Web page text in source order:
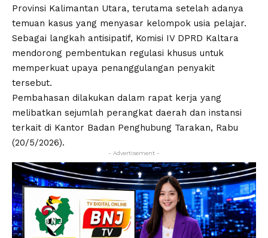
Provinsi Kalimantan Utara, terutama setelah adanya
temuan kasus yang menyasar kelompok usia pelajar.
Sebagai langkah antisipatif, Komisi IV DPRD Kaltara
mendorong pembentukan regulasi khusus untuk
memperkuat upaya penanggulangan penyakit
tersebut.
Pembahasan dilakukan dalam rapat kerja yang
melibatkan sejumlah perangkat daerah dan instansi
terkait di Kantor Badan Penghubung Tarakan, Rabu
(20/5/2026).
- Advertisement -